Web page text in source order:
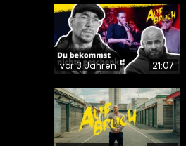
vor 3 Jahren 21:07